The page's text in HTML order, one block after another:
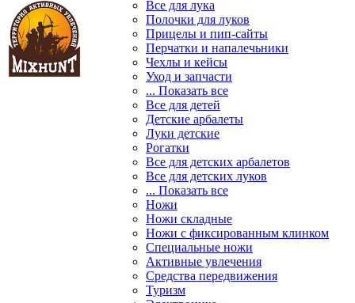
Все для лука
Полочки для луков
Прицелы и пип-сайты
Перчатки и напалечьники
Чехлы и кейсы
Уход и запчасти
... Показать все
Все для детей
Детские арбалеты
Луки детские
Рогатки
Все для детских арбалетов
Все для детских луков
... Показать все
Ножи
Ножи складные
Ножи с фиксированным клинком
Специальные ножи
Активные увлечения
Средства передвижения
Туризм